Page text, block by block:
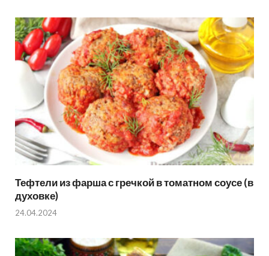
Тефтели из фарша с гречкой в томатном соусе (в
духовке)
24.04.2024